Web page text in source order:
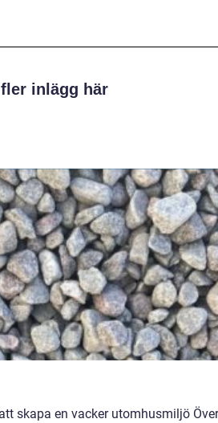
inlägg här
skapa en vacker utomhusmiljö